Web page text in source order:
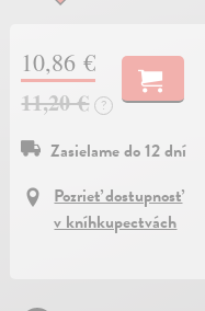
10,86 €
11,20 €
?
Zasielame do 12 dní
Pozrieť dostupnosť
v kníhkupectvách